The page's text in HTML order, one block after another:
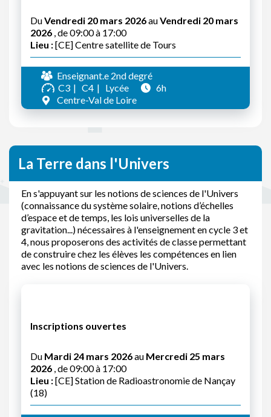
DuVendredi 20 mars 2026auVendredi 20 mars
2026 , de 09:00 à 17:00
Lieu :[CE] Centre satellite de Tours
Enseignant.e 2nd degré
C3
C4 Lycée
6h
Centre-Val de Loire
La Terre dans l'Univers
En s'appuyant sur les notions de sciences de l'Univers
(connaissance du système solaire, notions d’échelles
d’espace et de temps, les lois universelles de la
gravitation...) nécessaires à l'enseignement en cycle 3 et
4, nous proposerons des activités de classe permettant
de construire chez les élèves les compétences en lien
avec les notions de sciences de l'Univers.
Inscriptions ouvertes
Du Mardi 24 mars 2026au Mercredi 25 mars
2026 , de 09:00 à 17:00
Lieu :[CE] Station de Radioastronomie de Nançay
(18)